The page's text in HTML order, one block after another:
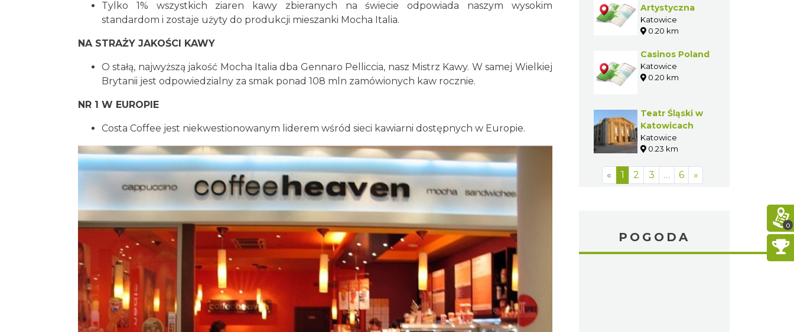
Tylko 1% wszystkich ziaren kawy zbieranych na świecie odpowiada naszym wysokim
standardom i zostaje użyty do produkcji mieszanki Mocha Italia.
NA STRAŻY JAKOŚCI KAWY
O stałą, najwyższą jakość Mocha Italia dba Gennaro Pelliccia, nasz Mistrz Kawy. W samej Wielkiej
Brytanii jest odpowiedzialny za smak ponad 108 mln zamówionych kaw rocznie.
NR 1 W EUROPIE
Costa Coffee jest niekwestionowanym liderem wśród sieci kawiarni dostępnych w Europie.
Artystyczna
Katowice
0.20 km
Casinos Poland
Katowice
0.20 km
Teatr Śląski w
Katowicach
Katowice
0.23 km
« 1 2 3 … 6 »
POGODA
0